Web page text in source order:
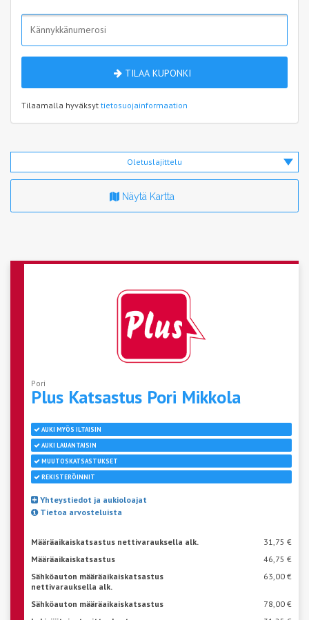
TILAA KUPONKI
Tilaamalla hyväksyt tietosuojainformaation
Oletuslajittelu
Näytä Kartta
Pori
Plus Katsastus Pori Mikkola
AUKI MYÖS ILTAISIN
AUKI LAUANTAISIN
MUUTOSKATSASTUKSET
REKISTERÖINNIT
Yhteystiedot ja aukioloajat
Tietoa arvosteluista
Määräaikaiskatsastus nettivarauksella alk.
31,75 €
Määräaikaiskatsastus
46,75 €
Sähköauton määräaikaiskatsastus
nettivarauksella alk.
63,00 €
Sähköauton määräaikaiskatsastus
78,00 €